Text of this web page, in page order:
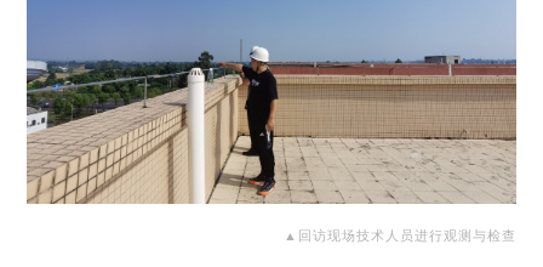
▲ 回访现场技术人员进行观测与检查